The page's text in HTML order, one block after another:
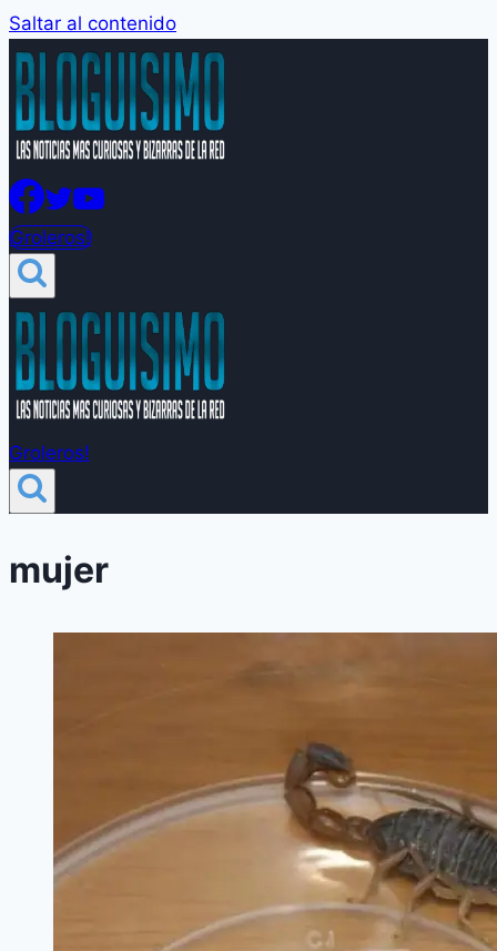
Saltar al contenido
Groleros!
Groleros!
mujer